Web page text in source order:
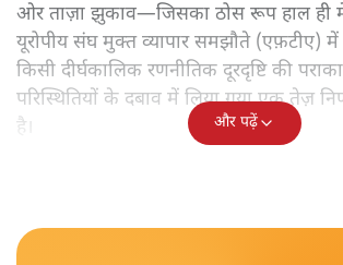
ओर ताज़ा झुकाव—जिसका ठोस रूप हाल ही में
यूरोपीय संघ मुक्त व्यापार समझौते (एफ़टीए)
किसी दीर्घकालिक रणनीतिक दूरदृष्टि की
परिस्थितियों के दबाव में लिया गया एक तेज़
है।
और पढ़ें